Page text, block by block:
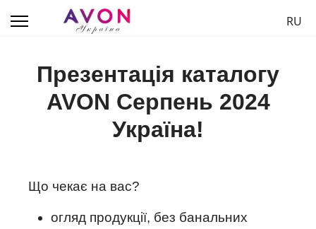
RU
Презентація каталогу
AVON Серпень 2024
Україна!
Що чекає на вас?
огляд продукції, без банальних